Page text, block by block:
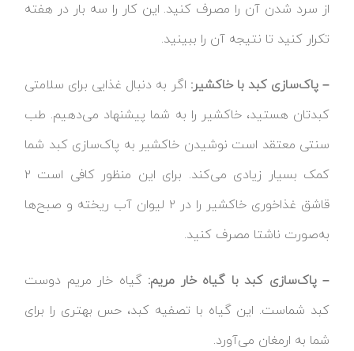
از سرد شدن آن را مصرف کنید. این کار را سه بار در هفته
تکرار کنید تا نتیجه آن را ببینید.
– پاک‌سازی کبد با خاکشیر: اگر به دنبال غذایی برای سلامتی
کبدتان هستید، خاکشیر را به شما پیشنهاد می‌دهیم. طب
سنتی معتقد است نوشیدن خاکشیر به پاک‌سازی کبد شما
کمک بسیار زیادی می‌کند. برای این منظور کافی است ۲
قاشق غذاخوری خاکشیر را در ۲ لیوان آب ریخته و صبح‌ها
به‌صورت ناشتا مصرف کنید.
– پاک‌سازی کبد با گیاه خار مریم: گیاه خار مریم دوست
کبد شماست. این گیاه با تصفیه کبد، حس بهتری را برای
شما به ارمغان می‌آورد.